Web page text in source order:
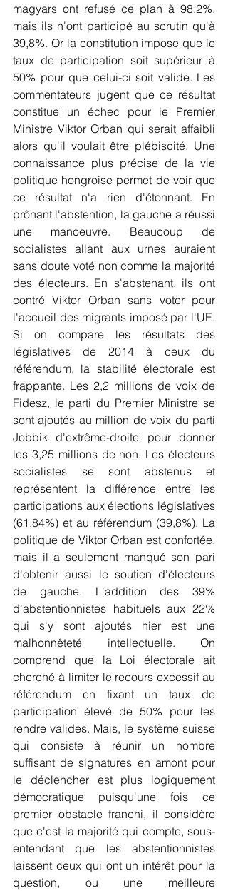
magyars ont refusé ce plan à 98,2%,
mais ils n'ont participé au scrutin qu'à
39,8%. Or la constitution impose que le
taux de participation soit supérieur à
50% pour que celui-ci soit valide. Les
commentateurs jugent que ce résultat
constitue un échec pour le Premier
Ministre Viktor Orban qui serait affaibli
alors qu'il voulait être plébiscité. Une
connaissance plus précise de la vie
politique hongroise permet de voir que
ce résultat n'a rien d'étonnant. En
prônant l'abstention, la gauche a réussi
une manoeuvre. Beaucoup de
socialistes allant aux urnes auraient
sans doute voté non comme la majorité
des électeurs. En s'abstenant, ils ont
contré Viktor Orban sans voter pour
l'accueil des migrants imposé par l'UE.
Si on compare les résultats des
législatives de 2014 à ceux du
référendum, la stabilité électorale est
frappante. Les 2,2 millions de voix de
Fidesz, le parti du Premier Ministre se
sont ajoutés au million de voix du parti
Jobbik d'extrême-droite pour donner
les 3,25 millions de non. Les électeurs
socialistes se sont abstenus et
représentent la différence entre les
participations aux élections législatives
(61,84%) et au référendum (39,8%). La
politique de Viktor Orban est confortée,
mais il a seulement manqué son pari
d'obtenir aussi le soutien d'électeurs
de gauche. L'addition des 39%
d'abstentionnistes habituels aux 22%
qui s'y sont ajoutés hier est une
malhonnêteté intellectuelle. On
comprend que la Loi électorale ait
cherché à limiter le recours excessif au
référendum en fixant un taux de
participation élevé de 50% pour les
rendre valides. Mais, le système suisse
qui consiste à réunir un nombre
suffisant de signatures en amont pour
le déclencher est plus logiquement
démocratique puisqu'une fois ce
premier obstacle franchi, il considère
que c'est la majorité qui compte, sous-
entendant que les abstentionnistes
laissent ceux qui ont un intérêt pour la
question, ou une meilleure